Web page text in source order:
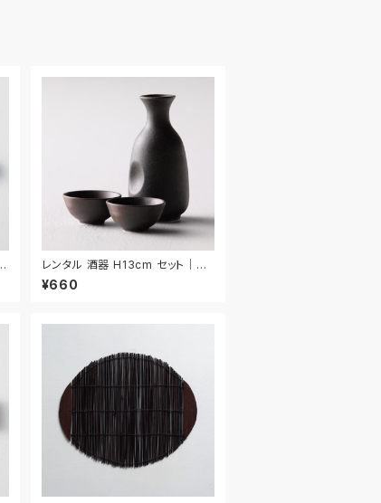
レンタル 酒器 H13cm セット｜SH
U007
¥660